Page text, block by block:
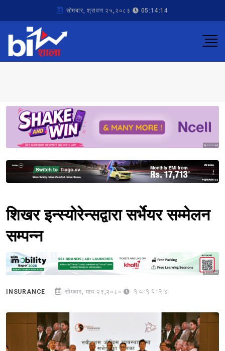
सोमबार, श्रावण २५,२०८३ 05:14:14
Sponsored
Sponsored
शिखर इन्स्योरेन्सद्वारा सर्भेयर सम्मेलन
सम्पन्न
Sponsored
INSURANCE सोमबार, माघ २९,२०८० 18:16:24